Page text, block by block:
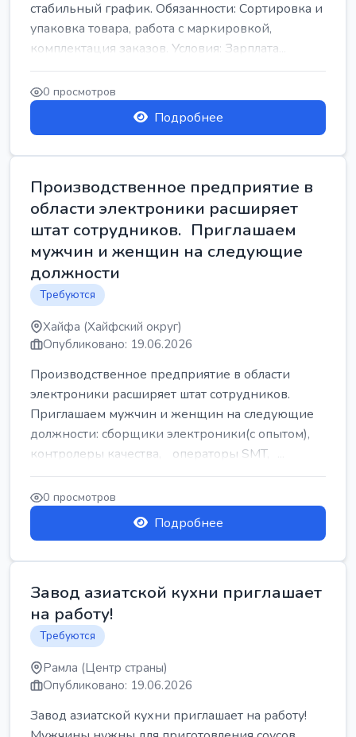
стабильный график. Обязанности: Сортировка и
упаковка товара, работа с маркировкой,
комплектация заказов. Условия: Зарплата...
0 просмотров
Подробнее
Производственное предприятие в
области электроники расширяет
штат сотрудников. Приглашаем
мужчин и женщин на следующие
должности
Требуются
Хайфа (Хайфский округ)
Опубликовано: 19.06.2026
Производственное предприятие в области
электроники расширяет штат сотрудников.
Приглашаем мужчин и женщин на следующие
должности: сборщики электроники(с опытом),
контролеры качества, операторы SMT, ...
0 просмотров
Подробнее
Завод азиатской кухни приглашает
на работу!
Требуются
Рамла (Центр страны)
Опубликовано: 19.06.2026
Завод азиатской кухни приглашает на работу!